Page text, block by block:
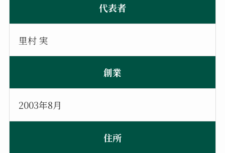
代表者
里村 実
創業
2003年8月
住所